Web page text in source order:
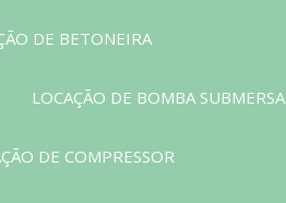
DE BETONEIRA
LOCAÇÃO DE BOMBA SUBMERSA
DE COMPRESSOR